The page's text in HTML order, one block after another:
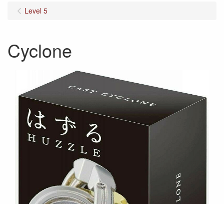
Level 5
Cyclone